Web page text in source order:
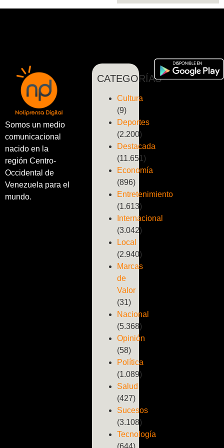
Somos un medio
comunicacional
nacido en la
región Centro-
Occidental de
Venezuela para el
mundo.
CATEGORÍAS
Cultura
(9)
Deportes
(2.200)
Destacada
(11.651)
Economía
(896)
Entretenimiento
(1.613)
Internacional
(3.042)
Local
(2.940)
Marcas
de
Valor
(31)
Nacional
(5.368)
Opinión
(58)
Política
(1.089)
Salud
(427)
Sucesos
(3.108)
Tecnología
(644)